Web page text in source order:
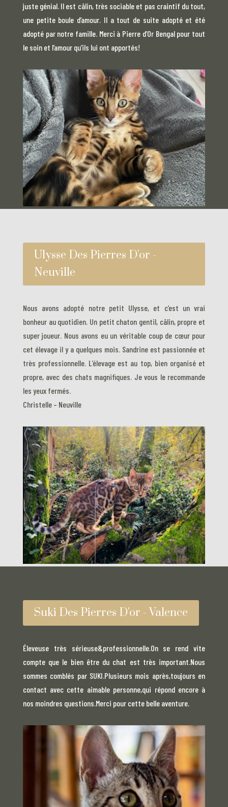
juste génial. Il est câlin, très sociable et pas craintif du tout,
une petite boule d’amour. Il a tout de suite adopté et été
adopté par notre famille. Merci à Pierre d’Or Bengal pour tout
le soin et l’amour qu’ils lui ont apportés!
Ulysse Des Pierres D'or -
Neuville
Nous avons adopté notre petit Ulysse, et c’est un vrai
bonheur au quotidien. Un petit chaton gentil, câlin, propre et
super joueur. Nous avons eu un véritable coup de cœur pour
cet élevage il y a quelques mois. Sandrine est passionnée et
très professionnelle. L’élevage est au top, bien organisé et
propre, avec des chats magnifiques. Je vous le recommande
les yeux fermés.
Christelle – Neuville
Suki Des Pierres D'or - Valence
Éleveuse très sérieuse&professionnelle.On se rend vite
compte que le bien être du chat est très important.Nous
sommes comblés par SUKI.Plusieurs mois après,toujours en
contact avec cette aimable personne,qui répond encore à
nos moindres questions.Merci pour cette belle aventure.